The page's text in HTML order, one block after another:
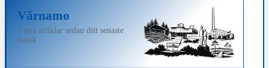
Värnamo
5 nya artiklar sedan ditt senaste
besök